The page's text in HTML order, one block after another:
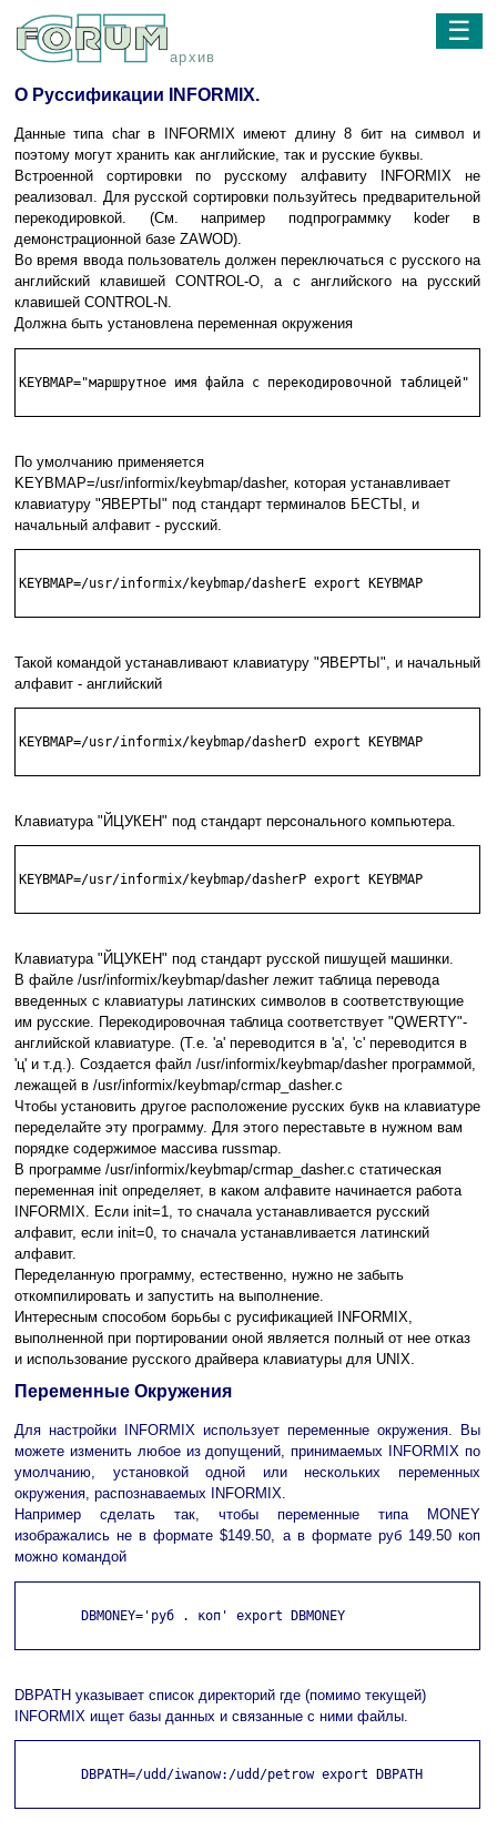
архив
☰
О Руссификации INFORMIX.
Данные типа char в INFORMIX имеют длину 8 бит на символ и
поэтому могут хранить как английские, так и русские буквы.
Встроенной сортировки по русскому алфавиту INFORMIX не
реализовал. Для русской сортировки пользуйтесь предварительной
перекодировкой. (См. например подпрограммку koder в
демонстрационной базе ZAWOD).
Во время ввода пользователь должен переключаться с русского на
английский клавишей CONTROL-O, а с английского на русский
клавишей CONTROL-N.
Должна быть установлена переменная окружения
KEYBMAP="маршрутное имя файла с перекодировочной таблицей"
По умолчанию применяется
KEYBMAP=/usr/informix/keybmap/dasher, которая устанавливает
клавиатуру "ЯВЕРТЫ" под стандарт терминалов БЕСТЫ, и
начальный алфавит - русский.
KEYBMAP=/usr/informix/keybmap/dasherE export KEYBMAP
Такой командой устанавливают клавиатуру "ЯВЕРТЫ", и начальный
алфавит - английский
KEYBMAP=/usr/informix/keybmap/dasherD export KEYBMAP
Клавиатура "ЙЦУКЕН" под стандарт персонального компьютера.
KEYBMAP=/usr/informix/keybmap/dasherP export KEYBMAP
Клавиатура "ЙЦУКЕН" под стандарт русской пишущей машинки.
В файле /usr/informix/keybmap/dasher лежит таблица перевода
введенных с клавиатуры латинских символов в соответствующие
им русские. Перекодировочная таблица соответствует "QWERTY"-
английской клавиатуре. (Т.е. 'a' переводится в 'а', 'c' переводится в
'ц' и т.д.). Создается файл /usr/informix/keybmap/dasher программой,
лежащей в /usr/informix/keybmap/crmap_dasher.c
Чтобы установить другое расположение русских букв на клавиатуре
переделайте эту программу. Для этого переставьте в нужном вам
порядке содержимое массива russmap.
В программе /usr/informix/keybmap/crmap_dasher.c статическая
переменная init определяет, в каком алфавите начинается работа
INFORMIX. Если init=1, то сначала устанавливается русский
алфавит, если init=0, то сначала устанавливается латинский
алфавит.
Переделанную программу, естественно, нужно не забыть
откомпилировать и запустить на выполнение.
Интересным способом борьбы с русификацией INFORMIX,
выполненной при портировании оной является полный от нее отказ
и использование русского драйвера клавиатуры для UNIX.
Переменные Окружения
Для настройки INFORMIX использует переменные окружения. Вы
можете изменить любое из допущений, принимаемых INFORMIX по
умолчанию, установкой одной или нескольких переменных
окружения, распознаваемых INFORMIX.
Например сделать так, чтобы переменные типа MONEY
изображались не в формате $149.50, а в формате руб 149.50 коп
можно командой
        DBMONEY='руб . коп' export DBMONEY
DBPATH указывает список директорий где (помимо текущей)
INFORMIX ищет базы данных и связанные с ними файлы.
        DBPATH=/udd/iwanow:/udd/petrow export DBPATH